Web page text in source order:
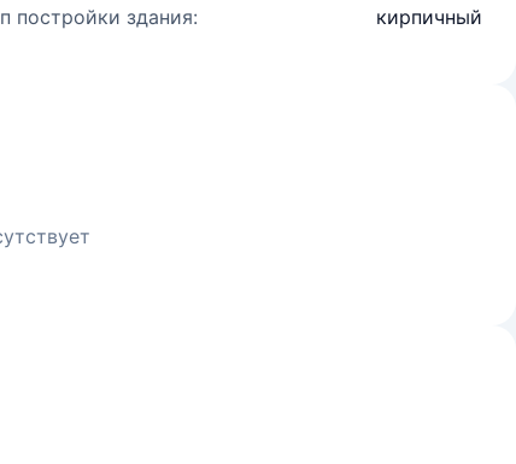
постройки здания: кирпичный